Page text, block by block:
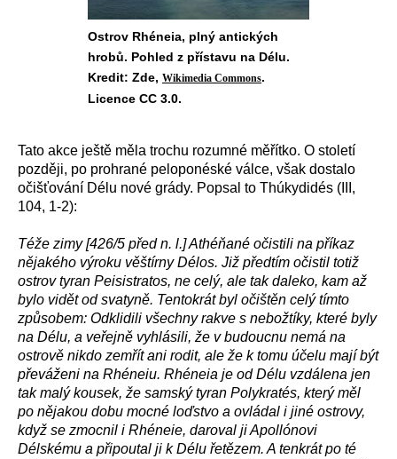
Ostrov Rhéneia, plný antických
hrobů. Pohled z přístavu na Délu.
Kredit: Zde, Wikimedia Commons.
Licence CC 3.0.
Tato akce ještě měla trochu rozumné měřítko. O století
později, po prohrané peloponéské válce, však dostalo
očišťování Délu nové grády. Popsal to Thúkydidés (III,
104, 1-2):
Téže zimy [426/5 před n. l.] Athéňané očistili na příkaz
nějakého výroku věštírny Délos. Již předtím očistil totiž
ostrov tyran Peisistratos, ne celý, ale tak daleko, kam až
bylo vidět od svatyně. Tentokrát byl očištěn celý tímto
způsobem: Odklidili všechny rakve s nebožtíky, které byly
na Délu, a veřejně vyhlásili, že v budoucnu nemá na
ostrově nikdo zemřít ani rodit, ale že k tomu účelu mají být
převáženi na Rhéneiu. Rhéneia je od Délu vzdálena jen
tak malý kousek, že samský tyran Polykratés, který měl
po nějakou dobu mocné loďstvo a ovládal i jiné ostrovy,
když se zmocnil i Rhéneie, daroval ji Apollónovi
Délskému a připoutal ji k Délu řetězem. A tenkrát po té